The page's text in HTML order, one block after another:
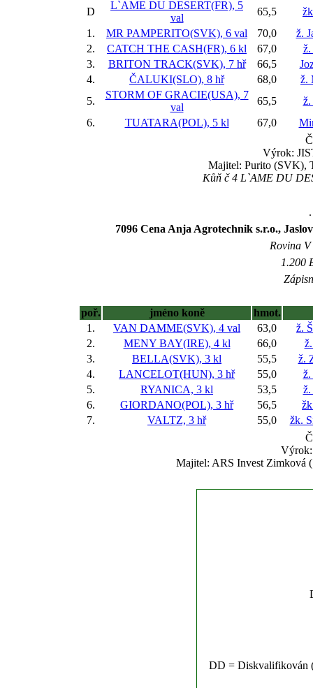
D
L`AME DU DESERT(FR), 5
val
65,5
1.
MR PAMPERITO(SVK), 6 val 70,0
ž.
2.
CATCH THE CASH(FR), 6 kl 67,0
ž.
3.
BRITON TRACK(SVK), 7 hř 66,5
4.
ČALUKI(SLO), 8 hř 68,0
ž.
5.
STORM OF GRACIE(USA), 7
val
65,5
ž.
6.
TUATARA(POL), 5 kl 67,0
Výrok:
Majitel: Purito (SVK),
Kůň č 4 L`AME DU
7096 Cena Anja Agrotechnik s.r.o.,
Rovina
1.200
poř. jméno koně
hmot.
1.
VAN DAMME(SVK), 4 val 63,0
ž.
2.
MENY BAY(IRE), 4 kl 66,0
3.
BELLA(SVK), 3 kl 55,5
ž.
4.
LANCELOT(HUN), 3 hř 55,0
5.
RYANICA, 3 kl 53,5
ž.
6.
GIORDANO(POL), 3 hř 56,5
7.
VALTZ, 3 hř 55,0
žk.
Výrok:
Majitel: ARS Invest Zimková
DD = Diskvalifikován